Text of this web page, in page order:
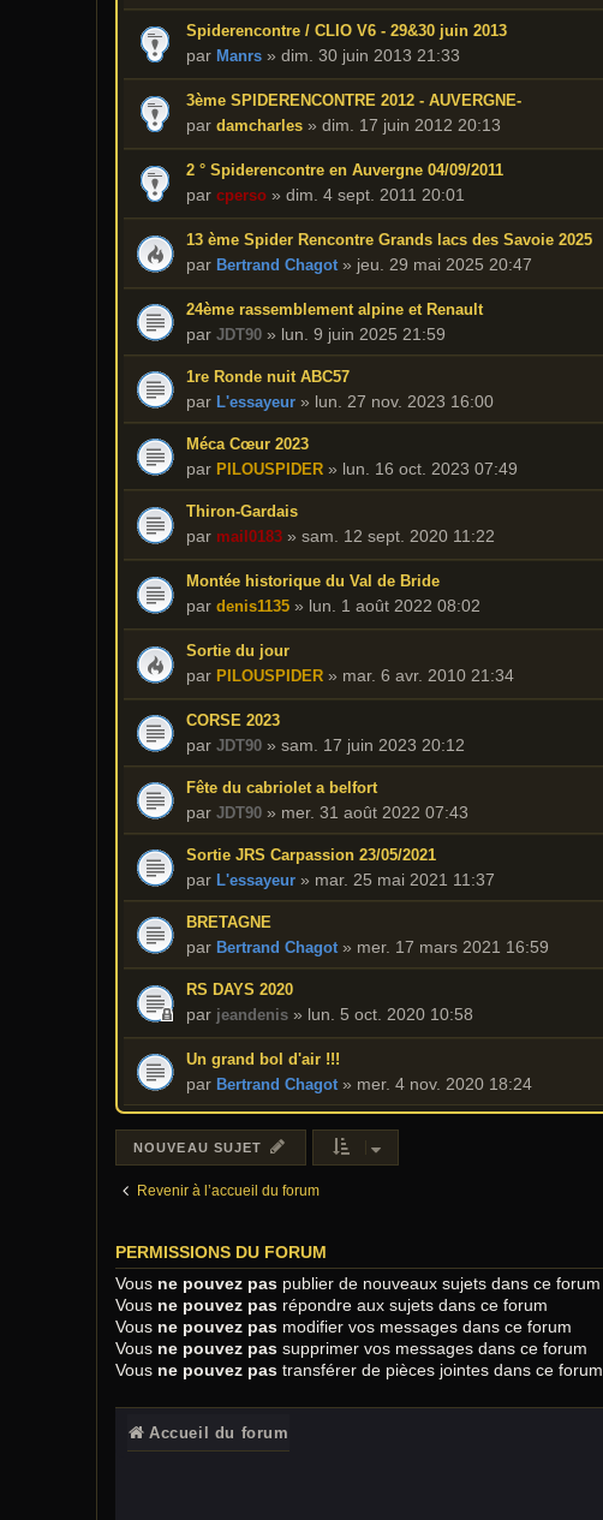
Spiderencontre / CLIO V6 - 29&30 juin 2013
par Manrs » dim. 30 juin 2013 21:33
3ème SPIDERENCONTRE 2012 - AUVERGNE-
par damcharles » dim. 17 juin 2012 20:13
2 ° Spiderencontre en Auvergne 04/09/2011
par cperso » dim. 4 sept. 2011 20:01
13 ème Spider Rencontre Grands lacs des Savoie 2025
par Bertrand Chagot» jeu. 29 mai 2025 20:47
24ème rassemblement alpine et Renault
par JDT90 » lun. 9 juin 2025 21:59
1re Ronde nuit ABC57
par L'essayeur » lun. 27 nov. 2023 16:00
Méca Cœur 2023
par PILOUSPIDER » lun. 16 oct. 2023 07:49
Thiron-Gardais
par mail0183 » sam. 12 sept. 2020 11:22
Montée historique du Val de Bride
par denis1135 » lun. 1 août 2022 08:02
Sortie du jour
par PILOUSPIDER » mar. 6 avr. 2010 21:34
CORSE 2023
par JDT90 » sam. 17 juin 2023 20:12
Fête du cabriolet a belfort
par JDT90 » mer. 31 août 2022 07:43
Sortie JRS Carpassion 23/05/2021
par L'essayeur » mar. 25 mai 2021 11:37
BRETAGNE
par Bertrand Chagot» mer. 17 mars 2021 16:59
RS DAYS 2020
par jeandenis » lun. 5 oct. 2020 10:58
Un grand bol d'air !!!
par Bertrand Chagot» mer. 4 nov. 2020 18:24
NOUVEAU SUJET
Revenir à l’accueil du forum
PERMISSIONS DU FORUM
Vous ne pouvez pas publier de nouveaux sujets dans ce forum
Vous ne pouvez pas répondre aux sujets dans ce forum
Vous ne pouvez pas modifier vos messages dans ce forum
Vous ne pouvez pas supprimer vos messages dans ce forum
Vous ne pouvez pas transférer de pièces jointes dans ce forum
Accueil du forum